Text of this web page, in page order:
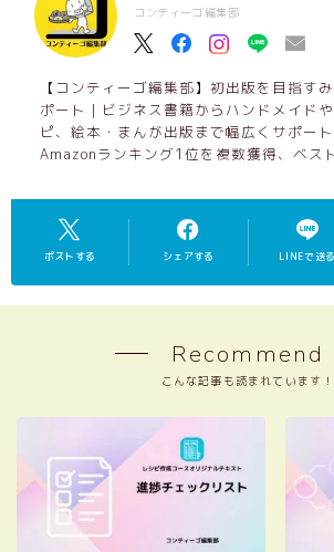
コンティーゴ編集部
【コンティーゴ編集部】初出版を目指す
ポート｜ビジネス書籍からハンドメイド
ピ、絵本・まんが出版まで幅広くサポー
Amazonランキング1位を複数獲得、ベス
ポストする シェアする LINEで送る
Recommend
こんな記事も読まれています！